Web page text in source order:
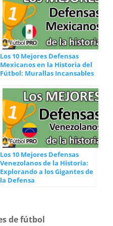
Los 10 Mejores Defensas
Mexicanos en la Historia del
Fútbol: Murallas Incansables
Los 10 Mejores Defensas
Venezolanos de la Historia:
Explorando a los Gigantes de
la Defensa
de fútbol